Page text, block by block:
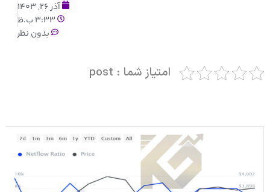
آذر 26, 1403
3:33 ب.ظ
بدون نظر
امتیاز شما : post